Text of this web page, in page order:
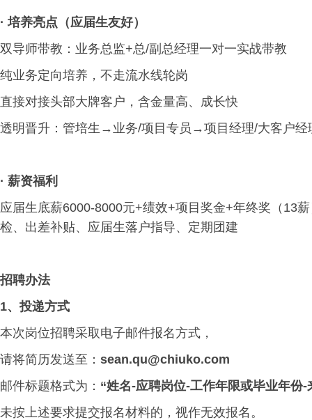
·培养亮点（应届生友好）
双导师带教：业务总监+总/副总经理一对一实战带教
纯业务定向培养，不走流水线轮岗
直接对接头部大牌客户，含金量高、成长快
透明晋升：管培生→业务/项目专员→项目经理/大客户经
· 薪资福利
应届生底薪6000-8000元+绩效+项目奖金+年终奖（13
检、出差补贴、应届生落户指导、定期团建
招聘办法
1、 投递方式
本次岗位招聘采取电子邮件报名方式，
请将简历发送至： sean.qu@chiuko.com
邮件标题格式为： “姓名-应聘岗位-工作年限或毕业年份-
未按上述要求提交报名材料的，视作无效报名。